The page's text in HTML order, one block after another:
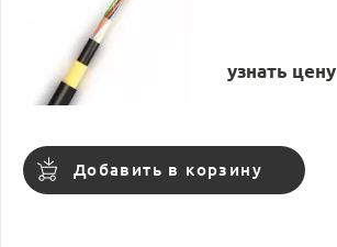
узнать цену
Добавить в корзину